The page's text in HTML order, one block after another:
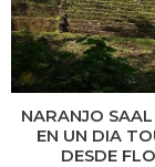
NARANJO SAAL
EN UN DIA
DESDE